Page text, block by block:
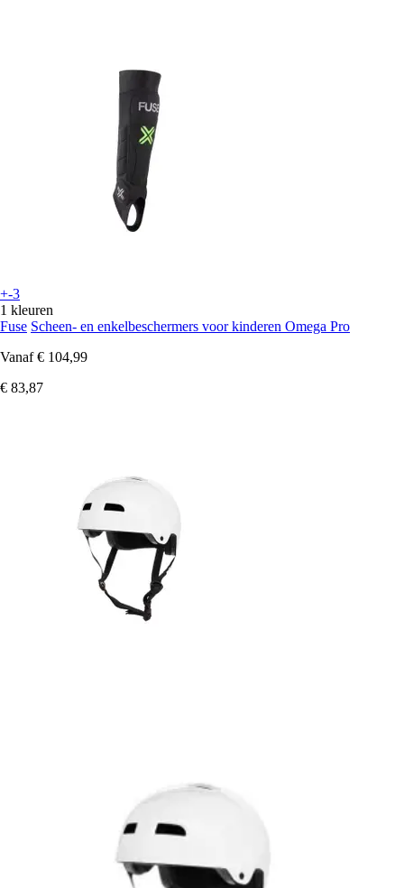
+-3
1 kleuren
Fuse Scheen- en enkelbeschermers voor kinderen Omega Pro
Vanaf € 104,99
€ 83,87